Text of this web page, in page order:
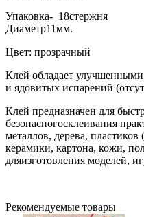
Упаковка- 18стержня
Диаметр11мм.
Цвет: прозрачный
Клей обладает улучшенными
и ядовитых испарений
Клей предназначен для
безопасногосклеивания
металлов, дерева, пластиков
керамики, картона, кожи,
дляизготовления моделей,
Рекомендуемые товары